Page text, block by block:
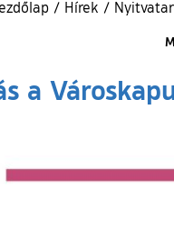
/ Hírek /
a